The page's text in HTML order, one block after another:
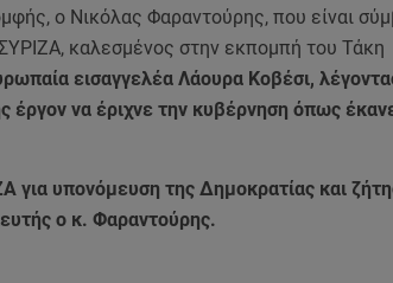
ο Νικόλας Φαραντούρης, που είναι
καλεσμένος στην εκπομπή του Τάκη
εισαγγελέα Λάουρα Κοβέσι,
έργον να έριχνε την κυβέρνηση όπως
για υπονόμευση της Δημοκρατίας και
ο κ. Φαραντούρης.